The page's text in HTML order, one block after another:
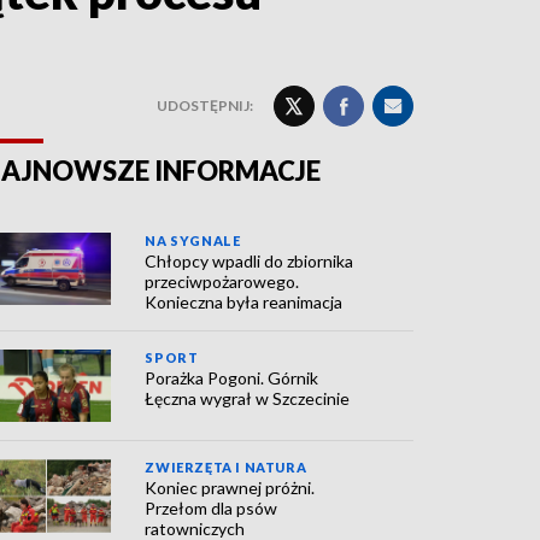
UDOSTĘPNIJ:
INFORMACJE
NA SYGNALE
Chłopcy wpadli do zbiornika
przeciwpożarowego.
Konieczna była reanimacja
SPORT
Porażka Pogoni. Górnik
Łęczna wygrał w Szczecinie
ZWIERZĘTA I NATURA
Koniec prawnej próżni.
Przełom dla psów
ratowniczych